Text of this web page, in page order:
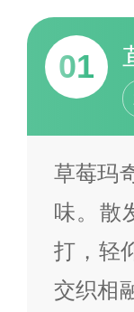
01
草莓玛
味。散
打，轻
交织相